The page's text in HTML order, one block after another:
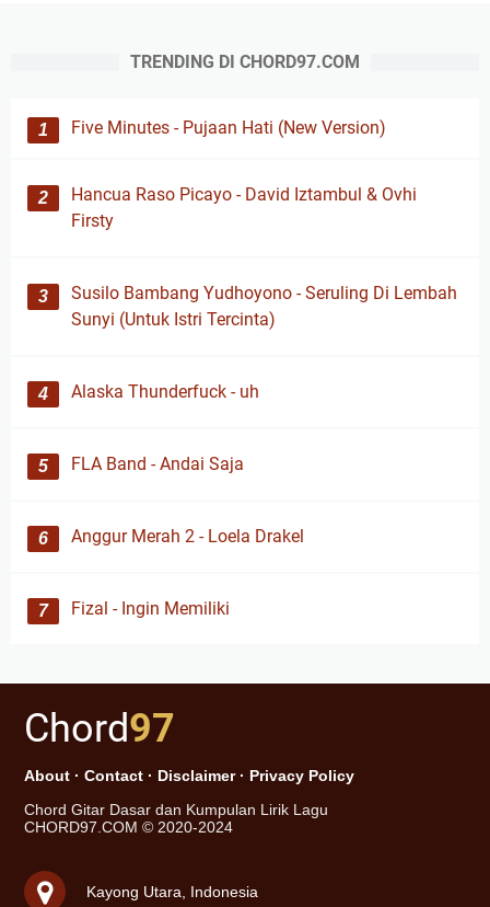
TRENDING DI CHORD97.COM
Five Minutes - Pujaan Hati (New Version)
Hancua Raso Picayo - David Iztambul & Ovhi
Firsty
Susilo Bambang Yudhoyono - Seruling Di Lembah
Sunyi (Untuk Istri Tercinta)
Alaska Thunderfuck - uh
FLA Band - Andai Saja
Anggur Merah 2 - Loela Drakel
Fizal - Ingin Memiliki
Chord97
About · Contact · Disclaimer· Privacy Policy
Chord Gitar Dasar dan Kumpulan Lirik Lagu
CHORD97.COM © 2020-2024
Kayong Utara, Indonesia